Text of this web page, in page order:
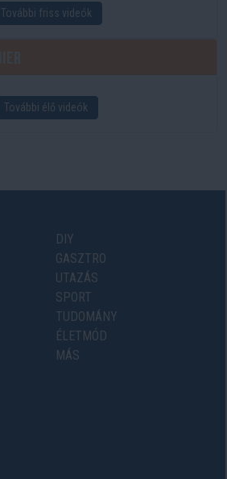
További friss videók
További élő videók
DIY
GASZTRO
UTAZÁS
SPORT
TUDOMÁNY
ÉLETMÓD
MÁS